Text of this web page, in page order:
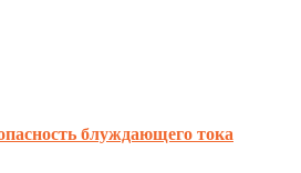
блуждающего тока